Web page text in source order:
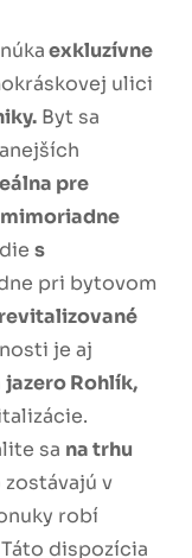
exkluzívne
ulici
Byt sa
pre
s
pri bytovom
je aj
jazero Rohlík,
sa na trhu
zostávajú v
robí
Táto dispozícia